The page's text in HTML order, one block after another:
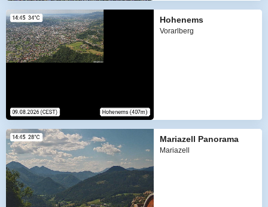
Hohenems
Vorarlberg
Mariazell Panorama
Mariazell